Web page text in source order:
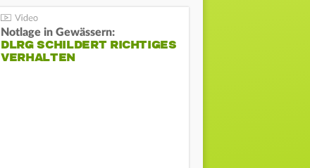
Notlage in Gewässern:
DLRG SCHILDERT RICHTIGES
VERHALTEN